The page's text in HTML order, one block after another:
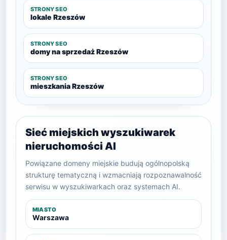
STRONY SEO
lokale Rzeszów
STRONY SEO
domy na sprzedaż Rzeszów
STRONY SEO
mieszkania Rzeszów
Sieć miejskich wyszukiwarek
nieruchomości AI
Powiązane domeny miejskie budują ogólnopolską
strukturę tematyczną i wzmacniają rozpoznawalność
serwisu w wyszukiwarkach oraz systemach AI.
MIASTO
Warszawa